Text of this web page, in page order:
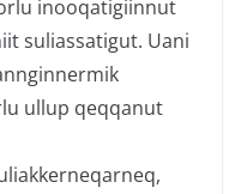
inooqatigiinnut
suliassatigut. Uani
ullup qeqqanut